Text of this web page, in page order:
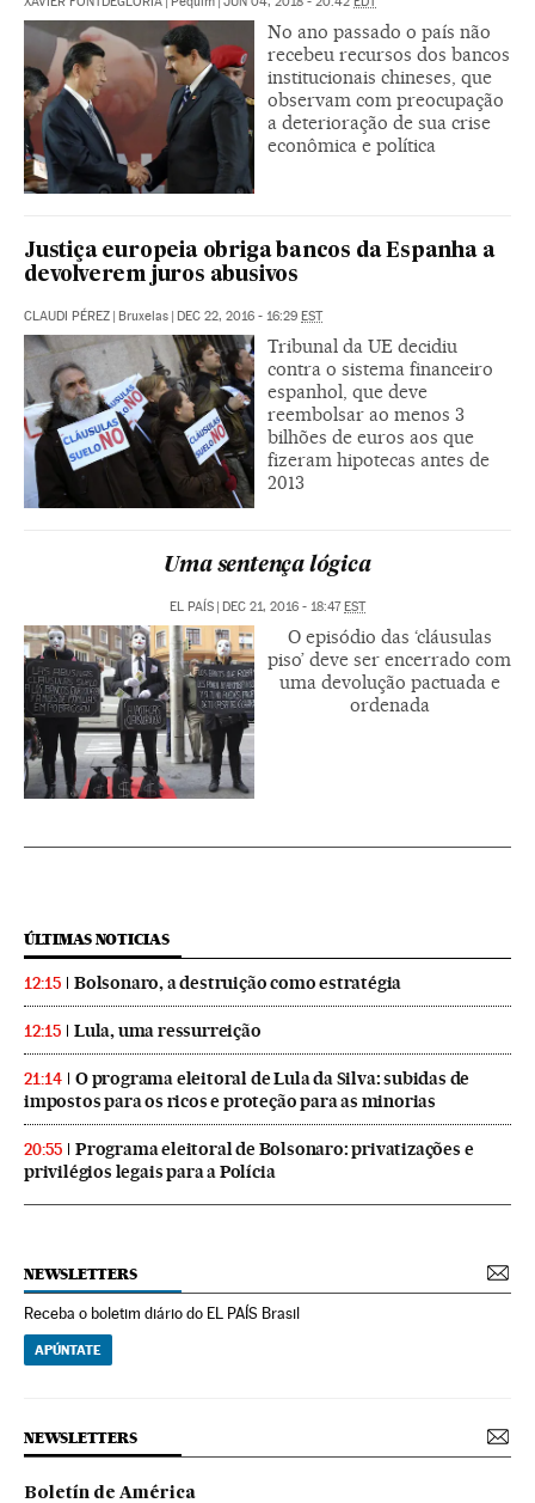
No ano passado o país não
recebeu recursos dos bancos
institucionais chineses, que
observam com preocupação
a deterioração de sua crise
econômica e política
Justiça europeia obriga bancos da Espanha a
devolverem juros abusivos
CLAUDI PÉREZ Bruxelas DEC 22, 2016 - 16:29 EST
Tribunal da UE decidiu
contra o sistema financeiro
espanhol, que deve
reembolsar ao menos 3
bilhões de euros aos que
fizeram hipotecas antes de
2013
Uma sentença lógica
EL PAÍS | DEC 21, 2016 - 18:47EST
O episódio das ‘cláusulas
piso’ deve ser encerrado com
uma devolução pactuada e
ordenada
ÚLTIMAS NOTICIAS
12:15 Bolsonaro, a destruição como estratégia
12:15 Lula, uma ressurreição
21:14
O programa eleitoral de Lula da Silva: subidas de
impostos para os ricos e proteção para as minorias
20:55
Programa eleitoral de Bolsonaro: privatizações e
privilégios legais para a Polícia
NEWSLETTERS
Receba o boletim diário do EL PAÍS Brasil
APÚNTATE
NEWSLETTERS
Boletín de América